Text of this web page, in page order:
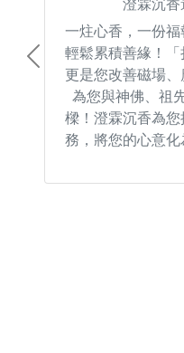
澄霖沉
一炷心香，一份
輕鬆累積善緣！「
更是您改善磁場
為您與神佛、祖
樑！澄霖沉香為
務，將您的心意
Previous